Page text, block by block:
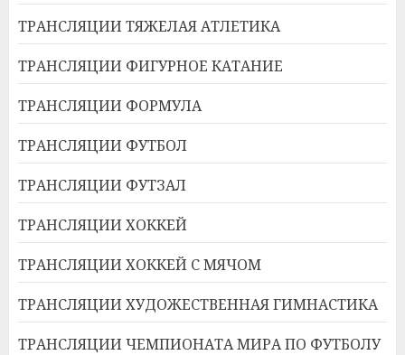
ТРАНСЛЯЦИИ ТЯЖЕЛАЯ АТЛЕТИКА
ТРАНСЛЯЦИИ ФИГУРНОЕ КАТАНИЕ
ТРАНСЛЯЦИИ ФОРМУЛА
ТРАНСЛЯЦИИ ФУТБОЛ
ТРАНСЛЯЦИИ ФУТЗАЛ
ТРАНСЛЯЦИИ ХОККЕЙ
ТРАНСЛЯЦИИ ХОККЕЙ С МЯЧОМ
ТРАНСЛЯЦИИ ХУДОЖЕСТВЕННАЯ ГИМНАСТИКА
ТРАНСЛЯЦИИ ЧЕМПИОНАТА МИРА ПО ФУТБОЛУ